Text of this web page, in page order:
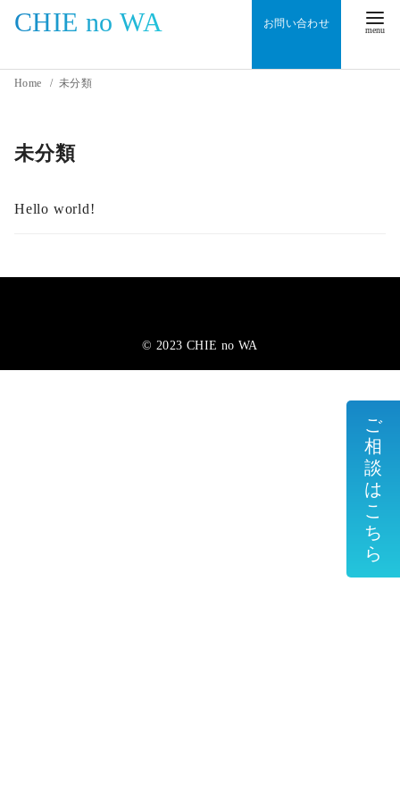
CHIE no WA お問い合わせ
Home 未分類
未分類
Hello world!
© 2023 CHIE no WA
ご
相
談
は
こ
ち
ら